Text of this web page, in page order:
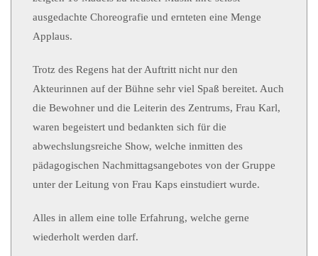
ausgedachte Choreografie und ernteten eine Menge
Applaus.
Trotz des Regens hat der Auftritt nicht nur den
Akteurinnen auf der Bühne sehr viel Spaß bereitet. Auch
die Bewohner und die Leiterin des Zentrums, Frau Karl,
waren begeistert und bedankten sich für die
abwechslungsreiche Show, welche inmitten des
pädagogischen Nachmittagsangebotes von der Gruppe
unter der Leitung von Frau Kaps einstudiert wurde.
Alles in allem eine tolle Erfahrung, welche gerne
wiederholt werden darf.